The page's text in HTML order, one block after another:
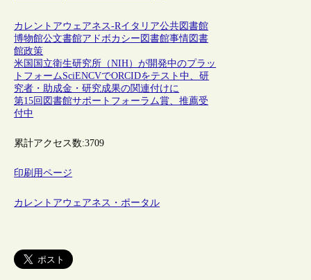
カレントアウェアネス-Rイタリア公共図書館
博物館公文書館アドボカシー 図書館事情図書
館政策
米国国立衛生研究所（NIH）が開発中のプラッ
トフォームSciENCVでORCIDをテスト中、研
究者・助成金・研究成果の関連付けに
第15回図書館サポートフォーラム賞、推薦受
付中
累計アクセス数:3709
印刷用ページ
カレントアウェアネス・ポータル